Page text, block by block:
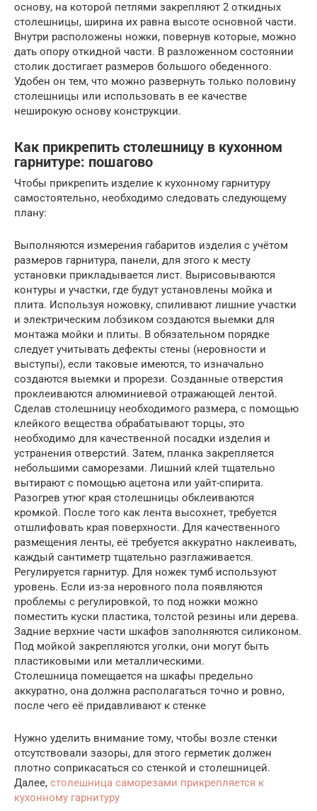
основу, на которой петлями закрепляют 2 откидных
столешницы, ширина их равна высоте основной части.
Внутри расположены ножки, повернув которые, можно
дать опору откидной части. В разложенном состоянии
столик достигает размеров большого обеденного.
Удобен он тем, что можно развернуть только половину
столешницы или использовать в ее качестве
неширокую основу конструкции.
Как прикрепить столешницу в кухонном
гарнитуре: пошагово
Чтобы прикрепить изделие к кухонному гарнитуру
самостоятельно, необходимо следовать следующему
плану:
Выполняются измерения габаритов изделия с учётом
размеров гарнитура, панели, для этого к месту
установки прикладывается лист. Вырисовываются
контуры и участки, где будут установлены мойка и
плита. Используя ножовку, спиливают лишние участки
и электрическим лобзиком создаются выемки для
монтажа мойки и плиты. В обязательном порядке
следует учитывать дефекты стены (неровности и
выступы), если таковые имеются, то изначально
создаются выемки и прорези. Созданные отверстия
проклеиваются алюминиевой отражающей лентой.
Сделав столешницу необходимого размера, с помощью
клейкого вещества обрабатывают торцы, это
необходимо для качественной посадки изделия и
устранения отверстий. Затем, планка закрепляется
небольшими саморезами. Лишний клей тщательно
вытирают с помощью ацетона или уайт-спирита.
Разогрев утюг края столешницы обклеиваются
кромкой. После того как лента высохнет, требуется
отшлифовать края поверхности. Для качественного
размещения ленты, её требуется аккуратно наклеивать,
каждый сантиметр тщательно разглаживается.
Регулируется гарнитур. Для ножек тумб используют
уровень. Если из-за неровного пола появляются
проблемы с регулировкой, то под ножки можно
поместить куски пластика, толстой резины или дерева.
Задние верхние части шкафов заполняются силиконом.
Под мойкой закрепляются уголки, они могут быть
пластиковыми или металлическими.
Столешница помещается на шкафы предельно
аккуратно, она должна располагаться точно и ровно,
после чего её придавливают к стенке
Нужно уделить внимание тому, чтобы возле стенки
отсутствовали зазоры, для этого герметик должен
плотно соприкасаться со стенкой и столешницей.
Далее, столешница саморезами прикрепляется к
кухонному гарнитуру